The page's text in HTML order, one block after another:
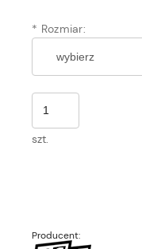
* Rozmiar:
szt.
Producent: